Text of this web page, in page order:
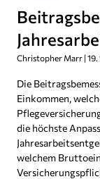
Christopher Marr
Die
Einkommen,
die höchste
welchem